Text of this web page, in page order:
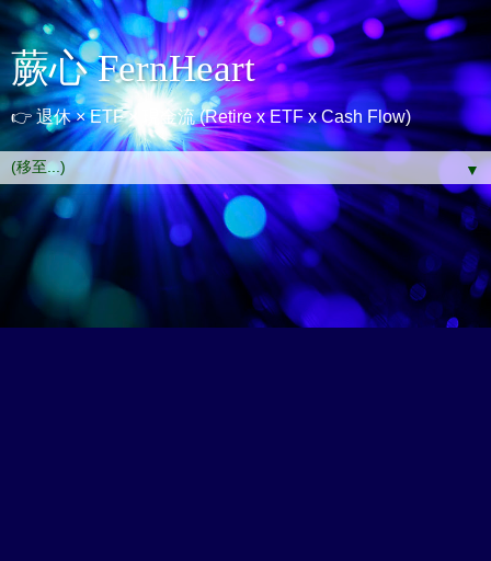
蕨心 FernHeart
👉 退休 × ETF × 現金流 (Retire x ETF x Cash Flow)
▼